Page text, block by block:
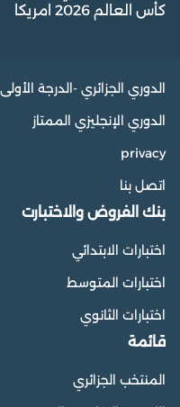
كأس العالم 2026 امريكا
الدوري الجزائري -الدرجة
الدوري الإنجليزي الممتاز
privacy
اتصل بنا
بنك الفروض والاختبارت
اختبارات الابتدائي
اختبارات المتوسط
اختبارات الثانوي
قائمة
المنتخب الجزائري